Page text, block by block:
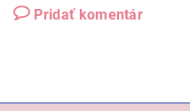
Pridať komentár